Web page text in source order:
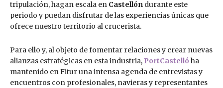
tripulación, hagan escala en Castellón durante este
periodo y puedan disfrutar de las experiencias únicas que
ofrece nuestro territorio al crucerista.
Para ello y, al objeto de fomentar relaciones y crear nuevas
alianzas estratégicas en esta industria, PortCastelló ha
mantenido en Fitur una intensa agenda de entrevistas y
encuentros con profesionales, navieras y representantes